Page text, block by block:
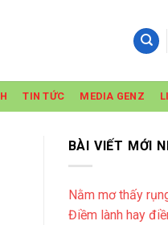
TIN TỨC MEDIA GENZ
BÀI VIẾT MỚI
Nằm mơ thấy
Điềm lành hay